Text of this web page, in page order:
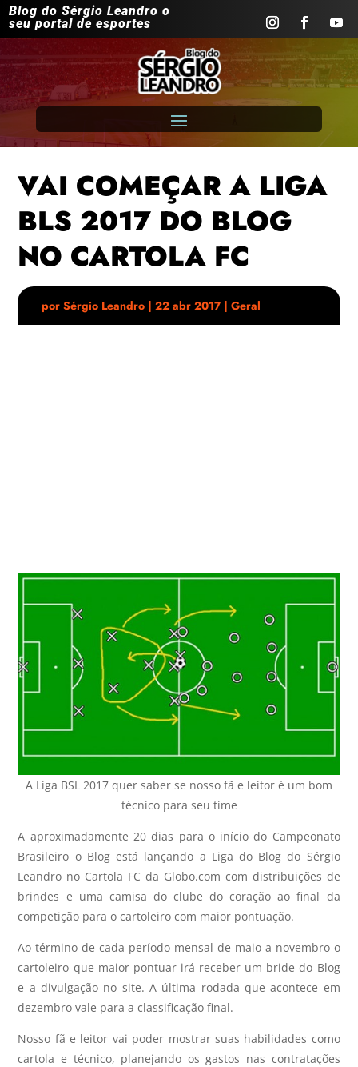
Blog do Sérgio Leandro o
seu portal de esportes
VAI COMEÇAR A LIGA
BLS 2017 DO BLOG
NO CARTOLA FC
porSérgio Leandro |22 abr 2017|Geral
A Liga BSL 2017 quer saber se nosso fã e leitor é um bom
técnico para seu time
A aproximadamente 20 dias para o início do Campeonato
Brasileiro o Blog está lançando a Liga do Blog do Sérgio
Leandro no Cartola FC da Globo.com com distribuições de
brindes e uma camisa do clube do coração ao final da
competição para o cartoleiro com maior pontuação.
Ao término de cada período mensal de maio a novembro o
cartoleiro que maior pontuar irá receber um bride do Blog
e a divulgação no site. A última rodada que acontece em
dezembro vale para a classificação final.
Nosso fã e leitor vai poder mostrar suas habilidades como
cartola e técnico, planejando os gastos nas contratações